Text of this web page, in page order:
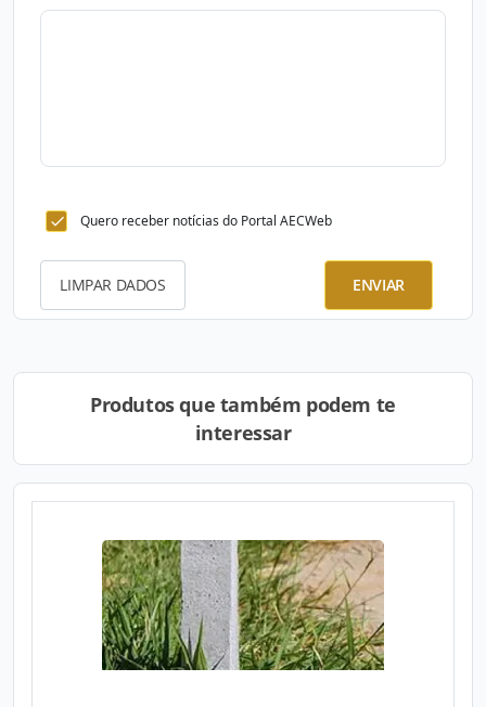
Quero receber notícias do Portal AECWeb
LIMPAR DADOS ENVIAR
Produtos que também podem te
interessar